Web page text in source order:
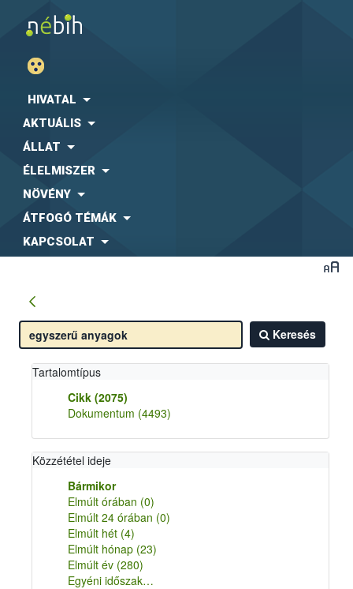
HIVATAL
AKTUÁLIS
ÁLLAT
ÉLELMISZER
NÖVÉNY
ÁTFOGÓ TÉMÁK
KAPCSOLAT
Keresés
Tartalomtípus
Cikk (2075)
Dokumentum (4493)
Közzététel ideje
Bármikor
Elmúlt órában (0)
Elmúlt 24 órában (0)
Elmúlt hét (4)
Elmúlt hónap (23)
Elmúlt év (280)
Egyéni időszak…